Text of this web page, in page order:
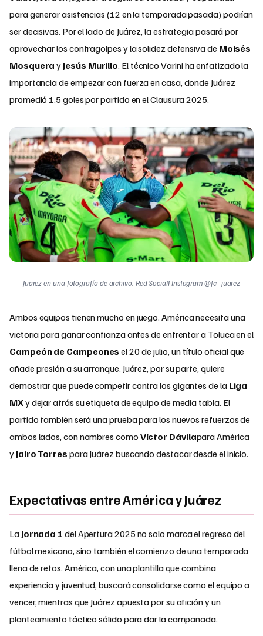
para generar asistencias (12 en la temporada pasada) podrían
ser decisivas. Por el lado de Juárez, la estrategia pasará por
aprovechar los contragolpes y la solidez defensiva de Moisés
Mosquera y Jesús Murillo. El técnico Varini ha enfatizado la
importancia de empezar con fuerza en casa, donde Juárez
promedió 1.5 goles por partido en el Clausura 2025.
Juarez en una fotografía de archivo. Red SocialI Instagram @fc_juarez
Ambos equipos tienen mucho en juego. América necesita una
victoria para ganar confianza antes de enfrentar a Toluca en el
Campeón de Campeones el 20 de julio, un título oficial que
añade presión a su arranque. Juárez, por su parte, quiere
demostrar que puede competir contra los gigantes de la Liga
MXy dejar atrás su etiqueta de equipo de media tabla. El
partido también será una prueba para los nuevos refuerzos de
ambos lados, con nombres como Víctor Dávilapara América
y Jairo Torres para Juárez buscando destacar desde el inicio.
Expectativas entre América y Juárez
La Jornada 1 del Apertura 2025 no solo marca el regreso del
fútbol mexicano, sino también el comienzo de una temporada
llena de retos. América, con una plantilla que combina
experiencia y juventud, buscará consolidarse como el equipo a
vencer, mientras que Juárez apuesta por su afición y un
planteamiento táctico sólido para dar la campanada.